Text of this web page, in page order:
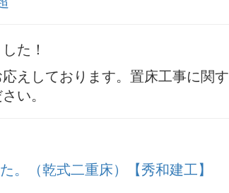
た！
えしております。置床工事に関す
い。
。（乾式二重床）【秀和建工】